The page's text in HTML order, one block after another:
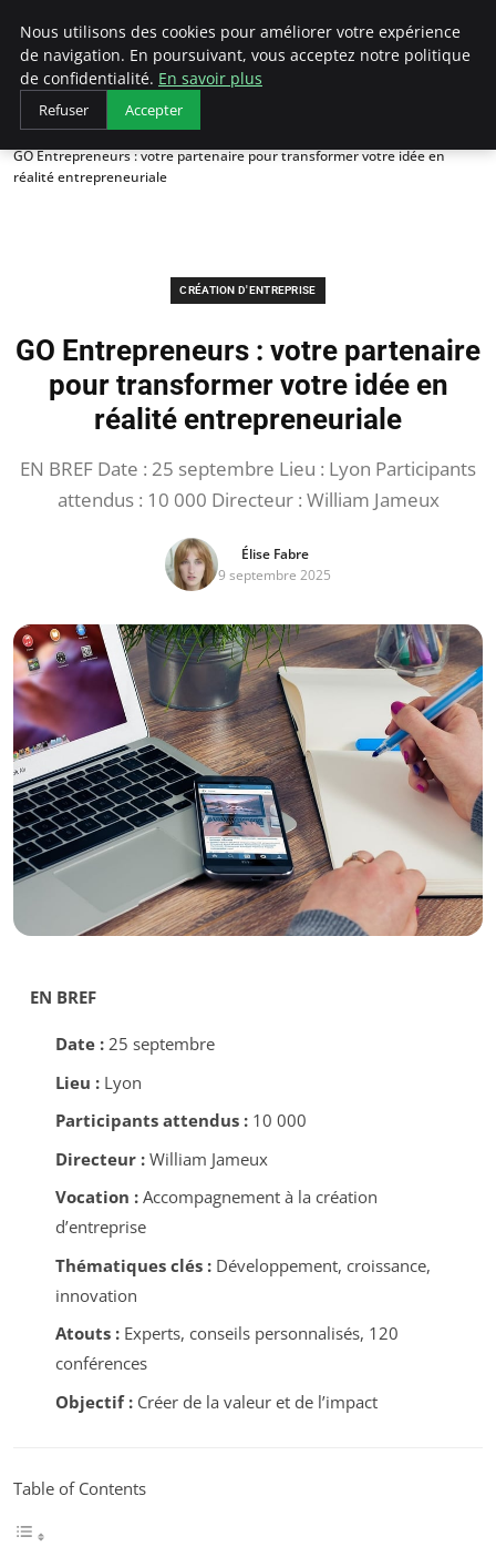
LECFCM
Accueil
Création d'entreprise
GO Entrepreneurs : votre partenaire pour transformer votre idée en
réalité entrepreneuriale
CRÉATION D'ENTREPRISE
GO Entrepreneurs : votre partenaire
pour transformer votre idée en
réalité entrepreneuriale
EN BREF Date : 25 septembre Lieu : Lyon Participants
attendus : 10 000 Directeur : William Jameux
Élise Fabre
9 septembre 2025
EN BREF
Date :25 septembre
Lieu :Lyon
Participants attendus :10 000
Directeur :William Jameux
Vocation :Accompagnement à la création
d’entreprise
Thématiques clés :Développement, croissance,
innovation
Atouts :Experts, conseils personnalisés, 120
conférences
Objectif :Créer de la valeur et de l’impact
Table of Contents
Nous utilisons des cookies pour améliorer votre expérience
de navigation. En poursuivant, vous acceptez notre politique
de confidentialité. En savoir plus
Refuser Accepter